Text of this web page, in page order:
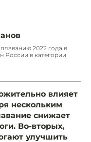
2022 года в
России в категории
влияет
нескольким
снижает
Во-вторых,
улучшить